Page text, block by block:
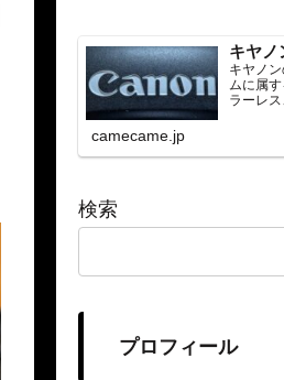
キヤノ
キヤノ
ムに属
ラーレ
望遠）
種の内
camecame.jp
検索
プロフィール